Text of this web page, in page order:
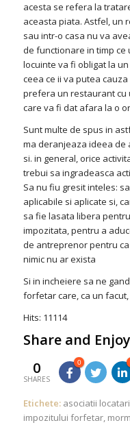
acesta se refera la
aceasta piata. Astfel, un
sau intr-o casa nu va
de functionare in timp
locuinte va fi obligat la
ceea ce ii va putea
prefera un restaurant cu
care va fi dat afara la o
Sunt multe de spus in
ma deranjeaza ideea de
si. in general, orice
trebui sa ingradeasca
Sa nu fiu gresit inteles:
aplicabile si aplicate si,
sa fie lasata libera
impozitata, pentru a
de antreprenor pentru
nimic nu ar exista
Si in incheiere sa ne
forfetar care, ca un
Hits: 11114
Share and
0
SHARES
0
Etichete: asociatii locatari
impozitului forfetar,